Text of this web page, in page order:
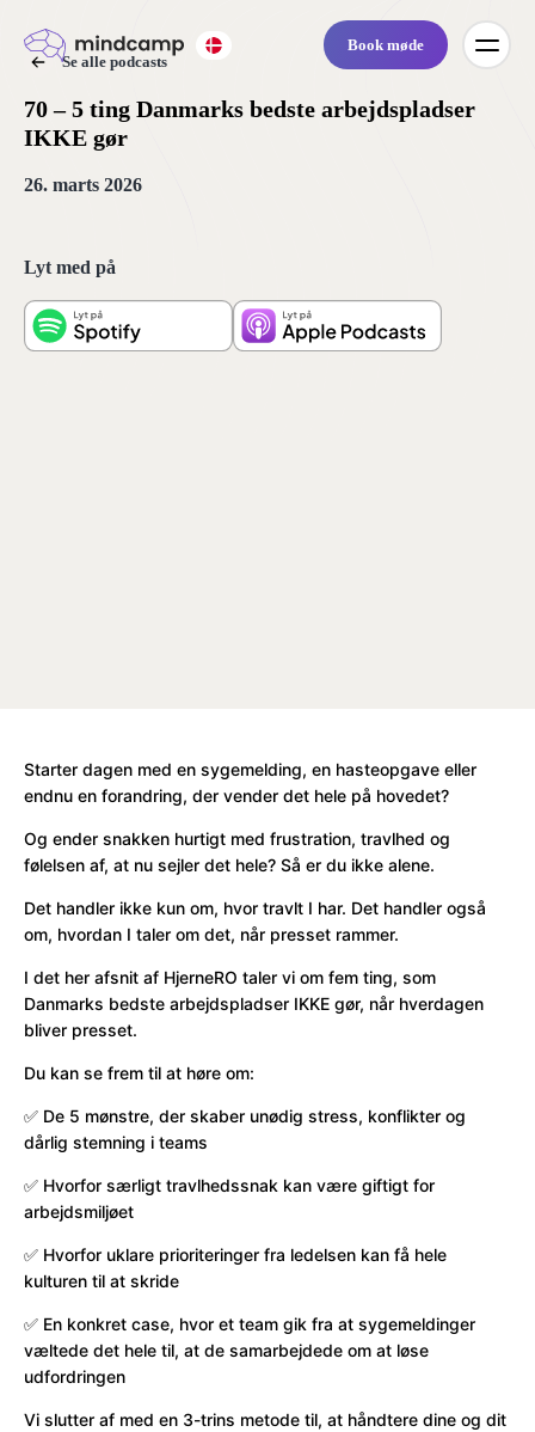
Book møde
Se alle podcasts
70 – 5 ting Danmarks bedste arbejdspladser
IKKE gør
26. marts 2026
Lyt med på
Starter dagen med en sygemelding, en hasteopgave eller
endnu en forandring, der vender det hele på hovedet?
Og ender snakken hurtigt med frustration, travlhed og
følelsen af, at nu sejler det hele? Så er du ikke alene.
Det handler ikke kun om, hvor travlt I har. Det handler også
om, hvordan I taler om det, når presset rammer.
I det her afsnit af HjerneRO taler vi om fem ting, som
Danmarks bedste arbejdspladser IKKE gør, når hverdagen
bliver presset.
Du kan se frem til at høre om:
✅ De 5 mønstre, der skaber unødig stress, konflikter og
dårlig stemning i teams
✅ Hvorfor særligt travlhedssnak kan være giftigt for
arbejdsmiljøet
✅ Hvorfor uklare prioriteringer fra ledelsen kan få hele
kulturen til at skride
✅ En konkret case, hvor et team gik fra at sygemeldinger
væltede det hele til, at de samarbejdede om at løse
udfordringen
Vi slutter af med en 3-trins metode til, at håndtere dine og dit